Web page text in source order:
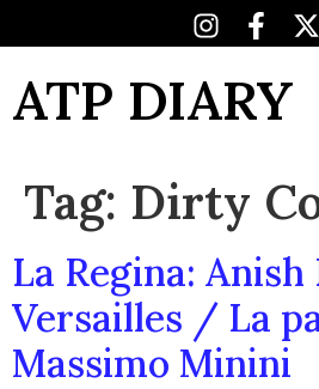
ATP DIARY
Tag: Dirty
La Regina:
Versailles / La
Massimo Minini